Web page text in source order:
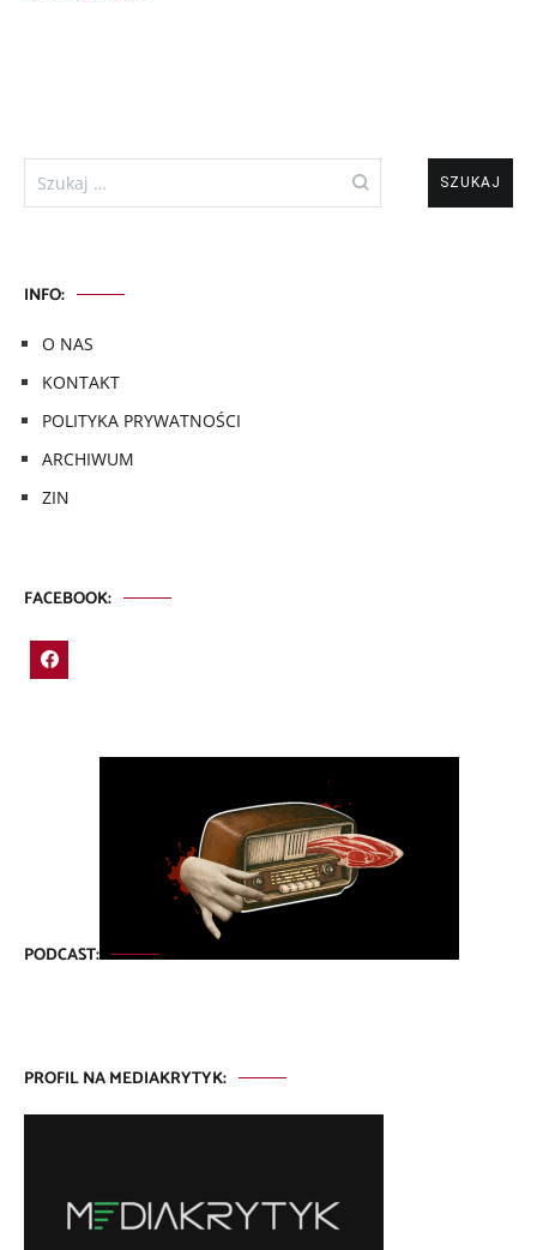
Szukaj:
INFO:
O NAS
KONTAKT
POLITYKA PRYWATNOŚCI
ARCHIWUM
ZIN
FACEBOOK:
PODCAST:
PROFIL NA MEDIAKRYTYK: